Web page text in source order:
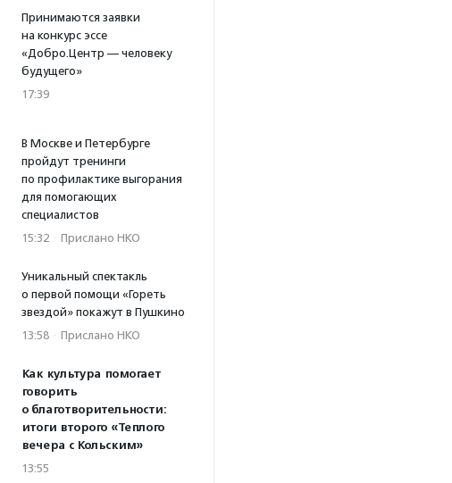
Принимаются заявки
на конкурс эссе
«Добро.Центр — человеку
будущего»
17:39
В Москве и Петербурге
пройдут тренинги
по профилактике выгорания
для помогающих
специалистов
15:32 · Прислано НКО
Уникальный спектакль
о первой помощи «Гореть
звездой» покажут в Пушкино
13:58 · Прислано НКО
Как культура помогает
говорить
о благотворительности:
итоги второго «Теплого
вечера с Кольским»
13:55